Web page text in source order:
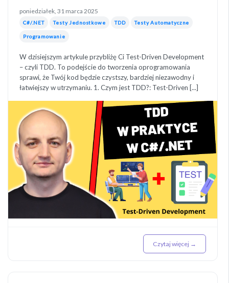
poniedziałek, 31 marca 2025
C#/.NET Testy Jednostkowe TDD Testy Automatyczne
Programowanie
W dzisiejszym artykule przybliżę Ci Test-Driven Development
– czyli TDD. To podejście do tworzenia oprogramowania
sprawi, że Twój kod będzie czystszy, bardziej niezawodny i
łatwiejszy w utrzymaniu. 1. Czym jest TDD?: Test-Driven [...]
Czytaj więcej →